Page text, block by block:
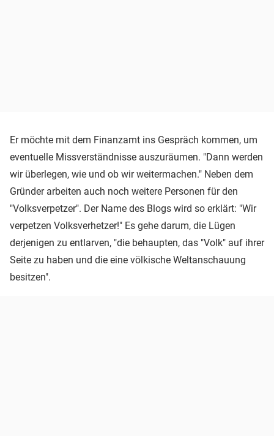
Er möchte mit dem Finanzamt ins Gespräch kommen, um
eventuelle Missverständnisse auszuräumen. "Dann werden
wir überlegen, wie und ob wir weitermachen." Neben dem
Gründer arbeiten auch noch weitere Personen für den
"Volksverpetzer". Der Name des Blogs wird so erklärt: "Wir
verpetzen Volksverhetzer!" Es gehe darum, die Lügen
derjenigen zu entlarven, "die behaupten, das "Volk" auf ihrer
Seite zu haben und die eine völkische Weltanschauung
besitzen".